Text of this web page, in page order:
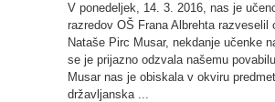
V ponedeljek, 14. 3. 2016, nas je
razredov OŠ Frana Albrehta razveselil
Nataše Pirc Musar, nekdanje učenke
se je prijazno odzvala našemu
Musar nas je obiskala v okviru
državljanska ...